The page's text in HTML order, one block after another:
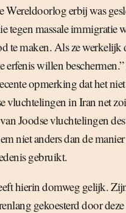
Wereldoorlog erbij was
tegen massale immigratie
te maken. Als ze werkelijk
erfenis willen
opmerking dat het
vluchtelingen in Iran net
Joodse vluchtelingen
niet anders dan de
gebruikt.
hierin domweg gelijk.
gekoesterd door deze